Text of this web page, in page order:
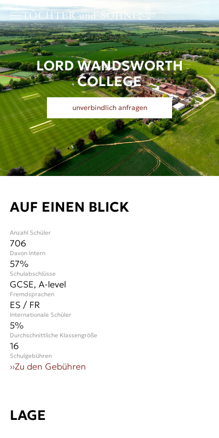
LORD WANDSWORTH
COLLEGE
unverbindlich anfragen
AUF EINEN BLICK
Anzahl Schüler
706
Davon Intern
57%
Schulabschlüsse
GCSE, A-level
Durchschnittliche Klassengröße
16
Internationale Schüler
5%
Fremdsprachen
ES / FR
Schulgebühren
››Zu den Gebühren
LAGE